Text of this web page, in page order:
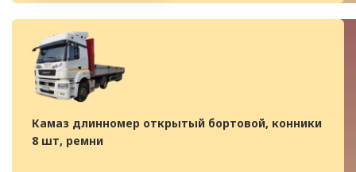
Камаз длинномер открытый бортовой, конники
8 шт, ремни